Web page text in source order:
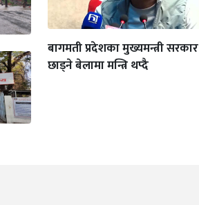
बागमती प्रदेशका मुख्यमन्त्री सरकार
छाड्ने बेलामा मन्त्रि थप्दै